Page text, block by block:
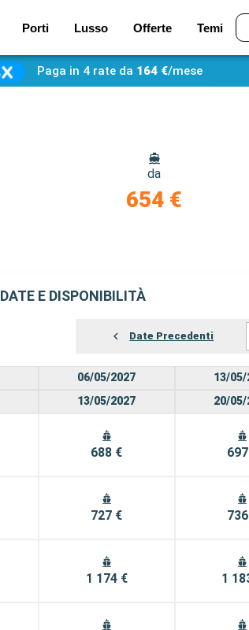
Porti Lusso Offerte Temi
Paga in 4 rate da 164 €/mese
da
654 €
DATE E DISPONIBILITÀ
Date Precedenti
06/05/2027
13/05/2027
688 €
727 €
1 174 €
13/05/
20/05/
1